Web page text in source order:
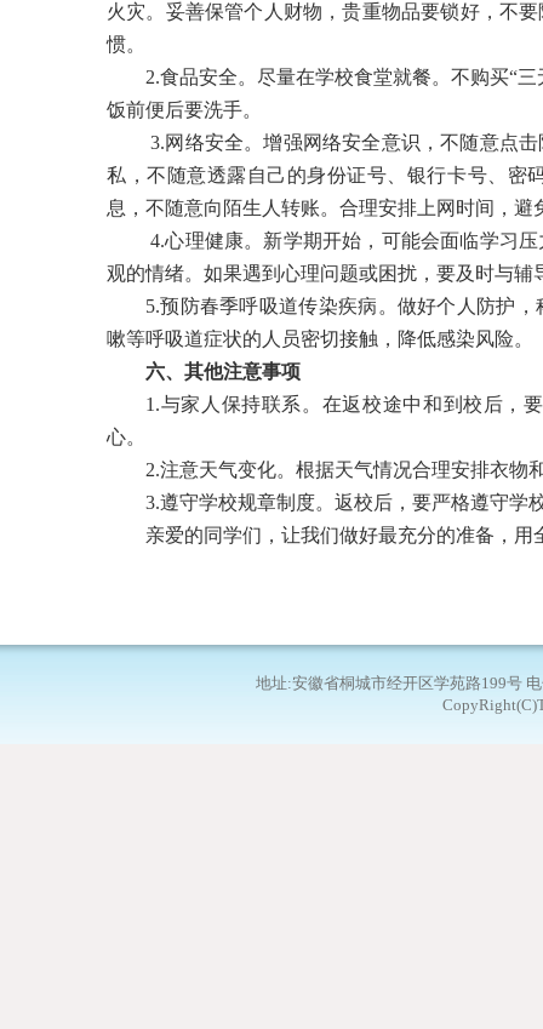
火灾。妥善保管个人财物，贵重物品要锁好，不
惯。
2.食品安全。尽量在学校食堂就餐。不购买“
饭前便后要洗手。
3.网络安全。增强网络安全意识，不随意点
私，不随意透露自己的身份证号、银行卡号、密
息，不随意向陌生人转账。合理安排上网时间，避
4.心理健康。新学期开始，可能会面临学习
观的情绪。如果遇到心理问题或困扰，要及时与
5.预防春季呼吸道传染疾病。做好个人防护
嗽等呼吸道症状的人员密切接触，降低感染风险。
六、其他注意事项
1.与家人保持联系。在返校途中和到校后，
心。
2.注意天气变化。根据天气情况合理安排衣物
3.遵守学校规章制度。返校后，要严格遵守学
亲爱的同学们，让我们做好最充分的准备，
地址:安徽省桐城市经开区学苑路199号